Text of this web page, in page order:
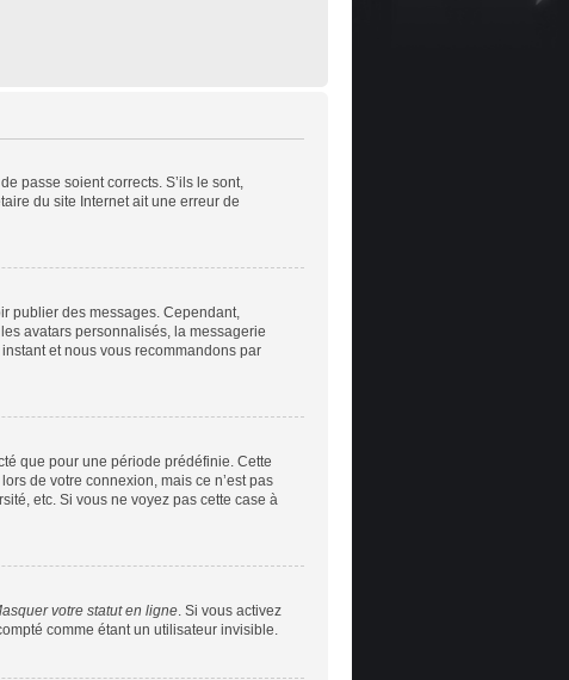
passe soient corrects. S’ils le sont,
du site Internet ait une erreur de
publier des messages. Cependant,
avatars personnalisés, la messagerie
et nous vous recommandons par
que pour une période prédéfinie. Cette
de votre connexion, mais ce n’est pas
etc. Si vous ne voyez pas cette case à
votre statut en ligne . Si vous activez
comme étant un utilisateur invisible.